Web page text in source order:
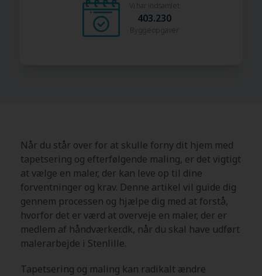
Vi har indsamlet
403.230
Byggeopgaver
Når du står over for at skulle forny dit hjem med
tapetsering og efterfølgende maling, er det vigtigt
at vælge en maler, der kan leve op til dine
forventninger og krav. Denne artikel vil guide dig
gennem processen og hjælpe dig med at forstå,
hvorfor det er værd at overveje en maler, der er
medlem af håndværker.dk, når du skal have udført
malerarbejde i Stenlille.
Tapetsering og maling kan radikalt ændre